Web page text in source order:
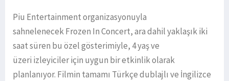
Piu Entertainment organizasyonuyla
sahnelenecek Frozen In Concert, ara dahil yaklaşık iki
saat süren bu özel gösterimiyle, 4 yaş ve
üzeri izleyiciler için uygun bir etkinlik olarak
planlanıyor. Filmin tamamı Türkçe dublajlı ve İngilizce